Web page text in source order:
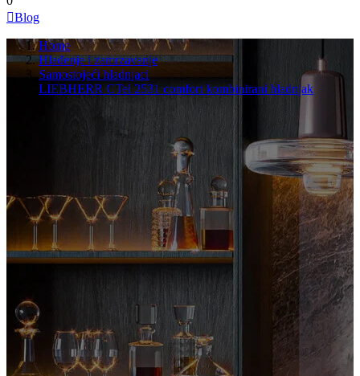
Blog
Home
Hlađenje i zamrzavanje
Samostojeći hladnjaci
LIEBHERR CTel 2531 comfort kombinirani hladnjak